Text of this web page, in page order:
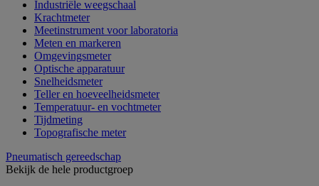
Industriële weegschaal
Krachtmeter
Meetinstrument voor laboratoria
Meten en markeren
Omgevingsmeter
Optische apparatuur
Snelheidsmeter
Teller en hoeveelheidsmeter
Temperatuur- en vochtmeter
Tijdmeting
Topografische meter
Pneumatisch gereedschap
Bekijk de hele productgroep